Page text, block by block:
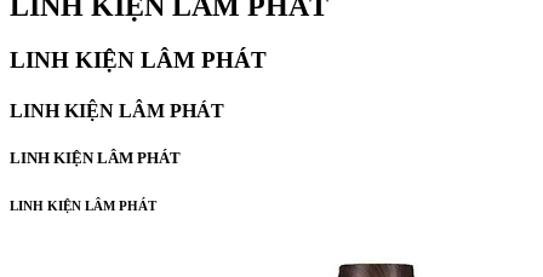
LINH KIỆN LÂM PHÁT
LINH KIỆN LÂM PHÁT
LINH KIỆN LÂM PHÁT
LINH KIỆN LÂM PHÁT
LINH KIỆN LÂM PHÁT